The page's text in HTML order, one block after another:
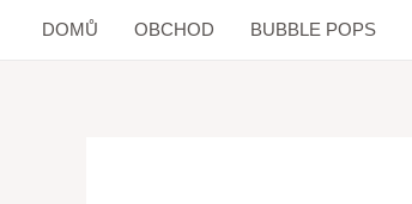
DOMŮ OBCHOD BUBBLE POPS